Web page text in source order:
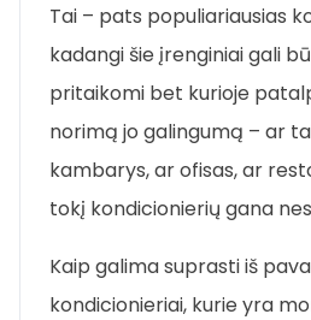
Tai – pats populiariausias
kadangi šie įrenginiai gali
pritaikomi bet kurioje
norimą jo galingumą – ar
kambarys, ar ofisas, ar
tokį kondicionierių gana
Kaip galima suprasti iš
kondicionieriai, kurie yra